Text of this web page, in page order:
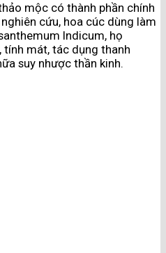
mộc có thành phần chính
cứu, hoa cúc dùng làm
Indicum, họ
tính mát, tác dụng thanh
suy nhược thần kinh.